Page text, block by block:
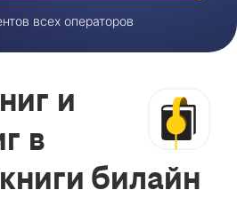
всех операторов
и
в
билайн